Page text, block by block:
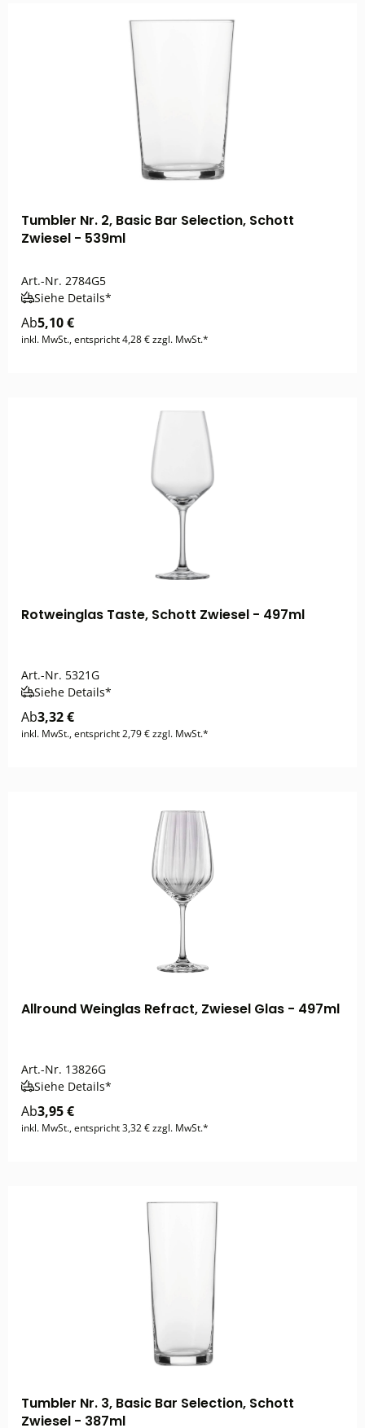
Tumbler Nr. 2, Basic Bar Selection, Schott
Zwiesel - 539ml
Art.-Nr. 2784G5
Siehe Details*
Ab5,10 €
inkl. MwSt., entspricht 4,28 € zzgl. MwSt.*
Rotweinglas Taste, Schott Zwiesel - 497ml
Art.-Nr. 5321G
Siehe Details*
Ab3,32 €
inkl. MwSt., entspricht 2,79 € zzgl. MwSt.*
Allround Weinglas Refract, Zwiesel Glas - 497ml
Art.-Nr. 13826G
Siehe Details*
Ab3,95 €
inkl. MwSt., entspricht 3,32 € zzgl. MwSt.*
Tumbler Nr. 3, Basic Bar Selection, Schott
Zwiesel - 387ml